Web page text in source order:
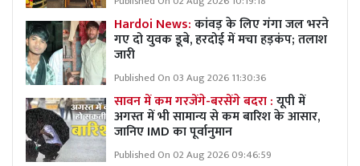
Hardoi News:कांवड़ के लिए गंगा जल भरने
गए दो युवक डूबे, हरदोई में मचा हड़कंप; तलाश
जारी
Published On 03 Aug 2026 11:30:36
सावन में कम गरजेंगे-बरसेंगे बदरा :यूपी में
अगस्त में भी सामान्य से कम बारिश के आसार,
जानिए IMD का पूर्वानुमान
Published On 02 Aug 2026 09:46:59